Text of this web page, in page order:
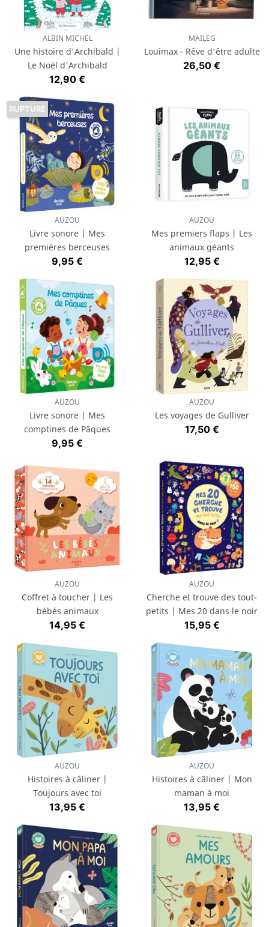
ALBIN MICHEL
Une histoire d'Archibald |
Le Noël d'Archibald
Prix
12,90 €
MAILEG
Louimax - Rêve d'être adulte
Prix
26,50 €
AUZOU
Livre sonore | Mes
premières berceuses
Prix
9,95 €
RUPTURE
AUZOU
Mes premiers flaps | Les
animaux géants
Prix
12,95 €
AUZOU
Livre sonore | Mes
comptines de Pâques
Prix
9,95 €
AUZOU
Les voyages de Gulliver
Prix
17,50 €
AUZOU
Coffret à toucher | Les
bébés animaux
Prix
14,95 €
AUZOU
Cherche et trouve des tout-
petits | Mes 20 dans le noir
Prix
15,95 €
AUZOU
Histoires à câliner |
Toujours avec toi
Prix
13,95 €
AUZOU
Histoires à câliner | Mon
maman à moi
Prix
13,95 €